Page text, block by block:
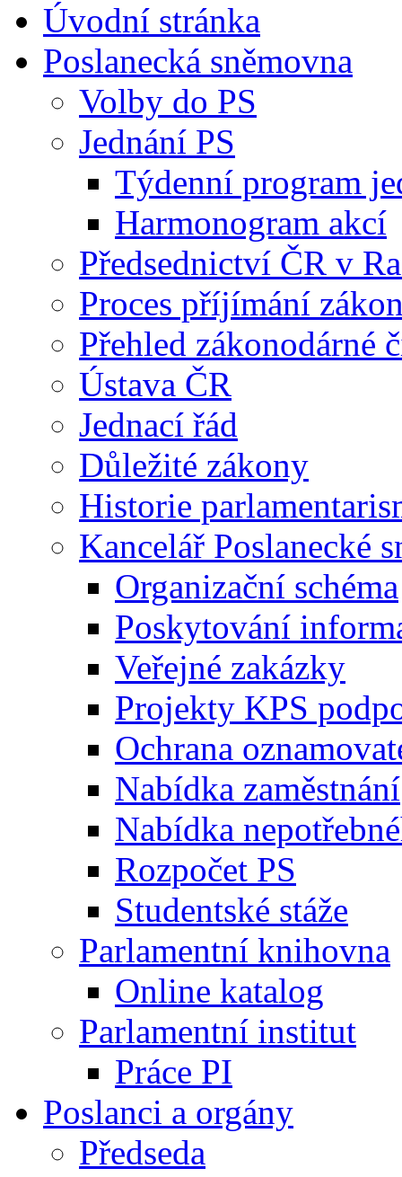
Úvodní stránka
Poslanecká sněmovna
Volby do PS
Jednání PS
Týdenní program
Harmonogram akcí
Předsednictví ČR v
Proces příjímání
Přehled zákonodárné
Ústava ČR
Jednací řád
Důležité zákony
Historie
Kancelář Poslanecké
Organizační schéma
Poskytování
Veřejné zakázky
Projekty KPS
Ochrana
Nabídka zaměstnání
Nabídka
Rozpočet PS
Studentské stáže
Parlamentní knihovna
Online katalog
Parlamentní institut
Práce PI
Poslanci a orgány
Předseda